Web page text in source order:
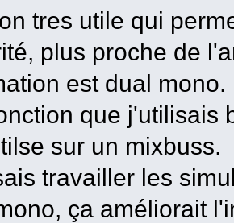
tres utile qui
plus proche de
est dual mono.
que j'utilisais
sur un mixbuss.
travailler les
ça améliorait